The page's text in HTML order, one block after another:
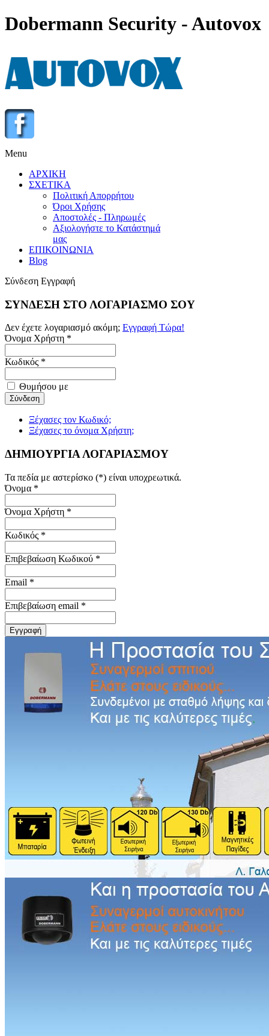
Dobermann Security - Autovox
Menu
ΑΡΧΙΚΗ
ΣΧΕΤΙΚΑ
Πολιτική Απορρήτου
Όροι Χρήσης
Αποστολές - Πληρωμές
Αξιολογήστε το Κατάστημά
μας
ΕΠΙΚΟΙΝΩΝΙΑ
Blog
Σύνδεση Εγγραφή
ΣΥΝΔΕΣΗ ΣΤΟ ΛΟΓΑΡΙΑΣΜΟ ΣΟΥ
Δεν έχετε λογαριασμό ακόμη; Εγγραφή Τώρα!
Όνομα Χρήστη *
Κωδικός *
Θυμήσου με
Ξέχασες τον Κωδικό;
Ξέχασες το όνομα Χρήστη;
ΔΗΜΙΟΥΡΓΙΑ ΛΟΓΑΡΙΑΣΜΟΥ
Τα πεδία με αστερίσκο (*) είναι υποχρεωτικά.
Όνομα *
Όνομα Χρήστη *
Κωδικός *
Επιβεβαίωση Κωδικού *
Email *
Επιβεβαίωση email *
Εγγραφή
Κατάταξη ώς προς
Παραγγελίες +/-
Αποτελέσματα 1 - 1 από 1